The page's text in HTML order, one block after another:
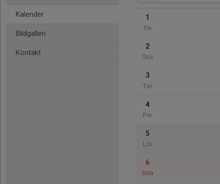
Kalender
Bildgalleri
Kontakt
1
Tis
2
Ons
3
Tor
4
Fre
5
Lör
6
Sön